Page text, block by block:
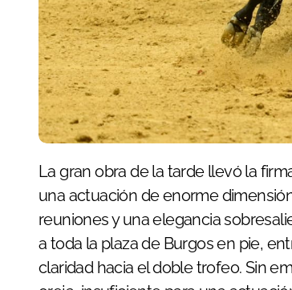
La gran obra de la tarde llevó la
una actuación de enorme
reuniones y una elegancia
a toda la plaza de Burgos en pie,
claridad hacia el doble trofeo. Sin